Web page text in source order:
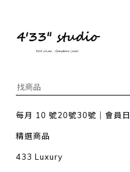
每月 10 號20號30號｜會員日
精選商品
433 Luxury